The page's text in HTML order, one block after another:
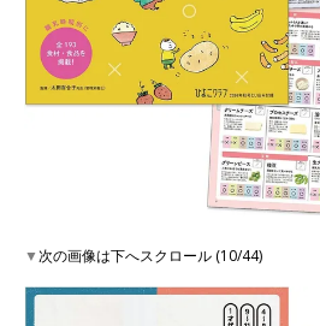
▼次の画像は下へスクロール (10/44)